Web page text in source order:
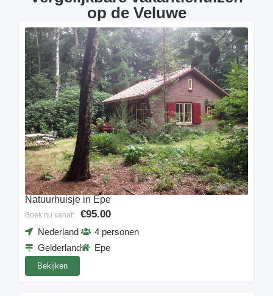
op de Veluwe
Natuurhuisje in Epe
Boek nu vanaf: €95.00
Nederland
Gelderland
4 personen
Epe
Bekijken